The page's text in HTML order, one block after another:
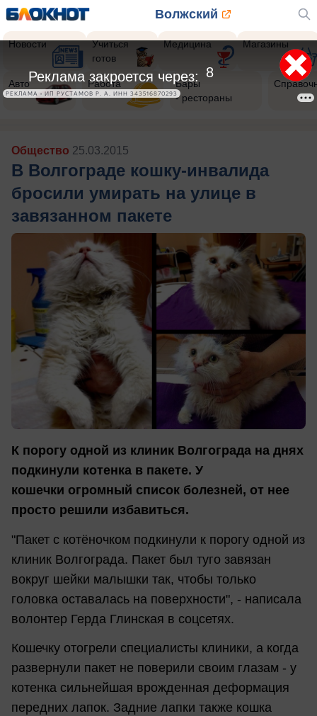
Волжский
Новости
Учиться
готов
Медицина Магазины
Авто Работа
Бары
- рестораны
Общество 25.03.2015
В Волгограде кошку-инвалида
бросили умирать на улице в
завязанном пакете
К порогу одной из клиник Волгограда на днях
подкинули котенка в пакете. У
кошечки огромный список болезней, от нее
просто решили избавиться.
"Пакет с котёночком подкинули к порогу одной из
клиник Волгограда. Пакет был туго завязан
вокруг шейки малышки так, чтобы только
головка оставалась на поверхности", - написала
волонтер Герда Глинская в соцсетях.
Кошечку отогрели специалисты клиники, а когда
развернули пакет не поверили своим глазам - у
котенка сильнейшая врожденная деформация
передних лапок. Задние лапки также кошка
5
Реклама закроется через:
РЕКЛАМА • ИП РУСТАМОВ Р. А. ИНН 343516870293